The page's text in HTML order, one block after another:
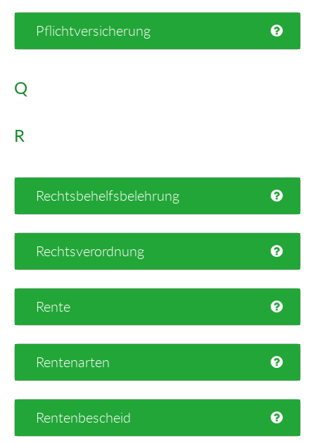
Pflichtversicherung
Q
R
Rechtsbehelfsbelehrung
Rechtsverordnung
Rente
Rentenarten
Rentenbescheid